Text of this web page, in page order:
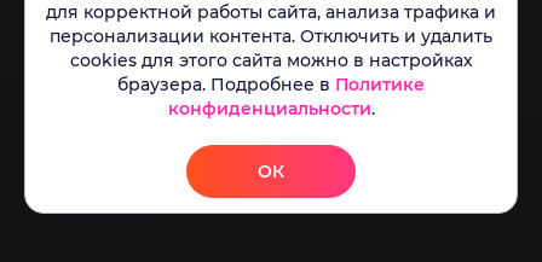
для корректной работы сайта, анализа трафика и
персонализации контента. Отключить и удалить
cookies для этого сайта можно в настройках
браузера. Подробнее в Политике
конфиденциальности.
ОК